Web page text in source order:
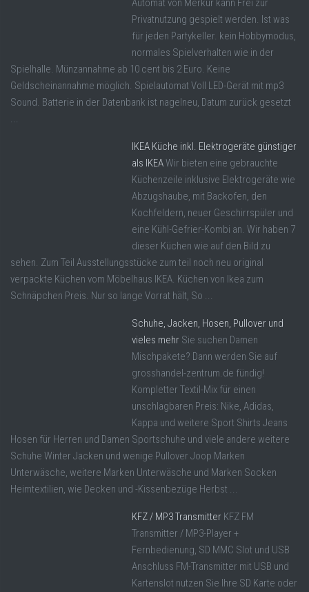
Automat von Merkur kann Frei zur
Privatnutzung gespielt werden. Ist was
für jeden Partykeller. kein Hobbymodus,
normales Spielverhalten wie in der
Spielhalle. Münzannahme ab 10 cent bis 2 Euro. Keine
Geldscheinannahme möglich. Spielautomat Voll LED-Gerät mit mp3
Sound. Batterie in der Datenbank ist nagelneu, Datum zurück gesetzt
...
IKEA Küche inkl. Elektrogeräte günstiger
als IKEAWir bieten eine gebrauchte
Küchenzeile inklusive Elektrogeräte wie
Abzugshaube, mit Backofen, den
Kochfeldern, neuer Geschirrspüler und
eine Kühl-Gefrier-Kombi an. Wir haben 7
dieser Küchen wie auf den Bild zu
sehen. Zum Teil Ausstellungsstücke zum teil noch neu original
verpackte Küchen vom Möbelhaus IKEA. Küchen von Ikea zum
Schnäpchen Preis. Nur so lange Vorrat hält, So ...
Schuhe, Jacken, Hosen, Pullover und
vieles mehr Sie suchen Damen
Mischpakete? Dann werden Sie auf
grosshandel-zentrum.de fündig!
Kompletter Textil-Mix für einen
unschlagbaren Preis: Nike, Adidas,
Kappa und weitere Sport Shirts Jeans
Hosen für Herren und Damen Sportschuhe und viele andere weitere
Schuhe Winter Jacken und wenige Pullover Joop Marken
Unterwäsche, weitere Marken Unterwäsche und Marken Socken
Heimtextilien, wie Decken und -Kissenbezüge Herbst ...
KFZ / MP3 Transmitter KFZ FM
Transmitter / MP3-Player +
Fernbedienung, SD MMC Slot und USB
Anschluss FM-Transmitter mit USB und
Kartenslot nutzen Sie Ihre SD Karte oder